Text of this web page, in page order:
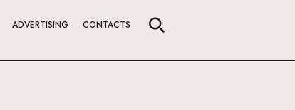
ADVERTISING CONTACTS